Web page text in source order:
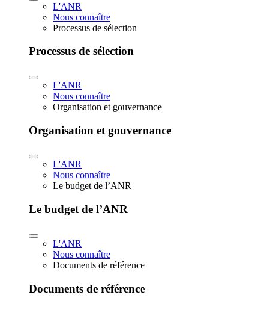
L'ANR
Nous connaître
Processus de sélection
Processus de sélection
L'ANR
Nous connaître
Organisation et gouvernance
Organisation et gouvernance
L'ANR
Nous connaître
Le budget de l’ANR
Le budget de l’ANR
L'ANR
Nous connaître
Documents de référence
Documents de référence